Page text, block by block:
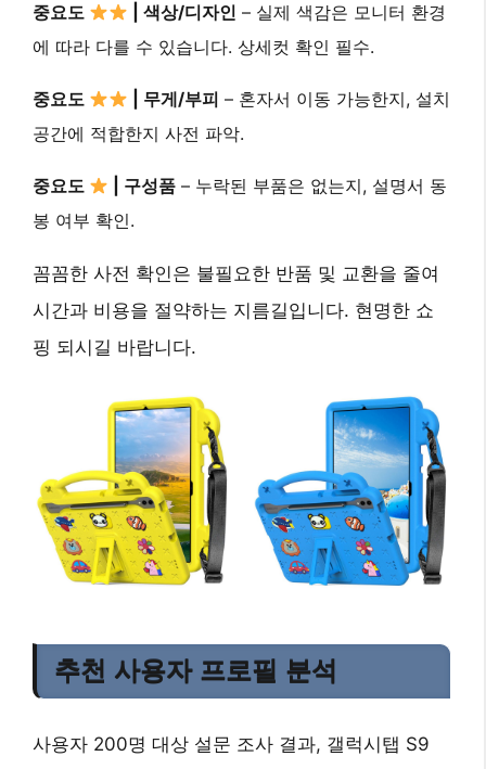
중요도 | 색상/디자인 – 실제 색감은 모니터 환경
에 따라 다를 수 있습니다. 상세컷 확인 필수.
중요도 | 무게/부피 – 혼자서 이동 가능한지, 설치
공간에 적합한지 사전 파악.
중요도 | 구성품 – 누락된 부품은 없는지, 설명서 동
봉 여부 확인.
꼼꼼한 사전 확인은 불필요한 반품 및 교환을 줄여
시간과 비용을 절약하는 지름길입니다. 현명한 쇼
핑 되시길 바랍니다.
추천 사용자 프로필 분석
사용자 200명 대상 설문 조사 결과, 갤럭시탭 S9